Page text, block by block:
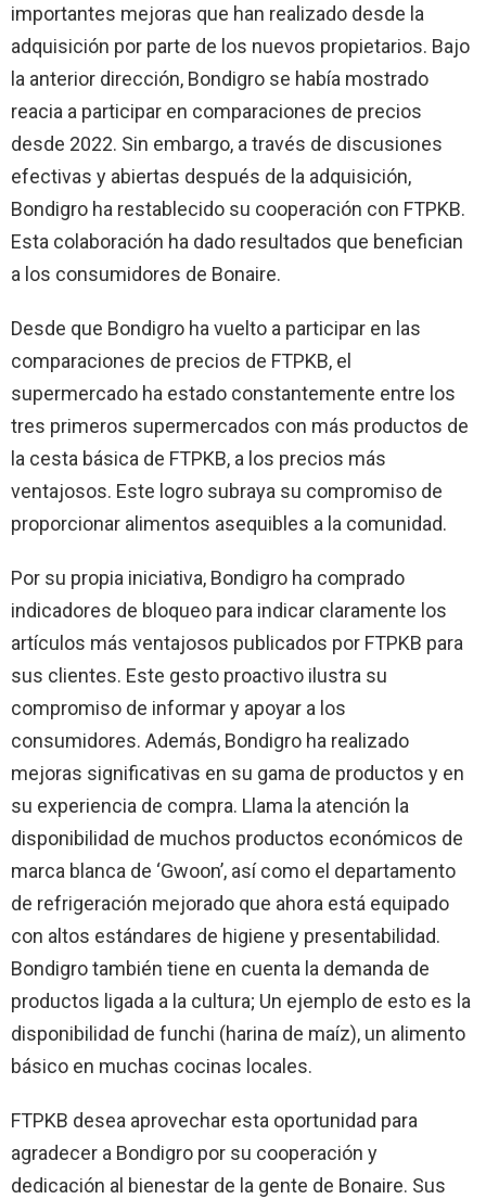
importantes mejoras que han realizado desde la
adquisición por parte de los nuevos propietarios. Bajo
la anterior dirección, Bondigro se había mostrado
reacia a participar en comparaciones de precios
desde 2022. Sin embargo, a través de discusiones
efectivas y abiertas después de la adquisición,
Bondigro ha restablecido su cooperación con FTPKB.
Esta colaboración ha dado resultados que benefician
a los consumidores de Bonaire.
Desde que Bondigro ha vuelto a participar en las
comparaciones de precios de FTPKB, el
supermercado ha estado constantemente entre los
tres primeros supermercados con más productos de
la cesta básica de FTPKB, a los precios más
ventajosos. Este logro subraya su compromiso de
proporcionar alimentos asequibles a la comunidad.
Por su propia iniciativa, Bondigro ha comprado
indicadores de bloqueo para indicar claramente los
artículos más ventajosos publicados por FTPKB para
sus clientes. Este gesto proactivo ilustra su
compromiso de informar y apoyar a los
consumidores. Además, Bondigro ha realizado
mejoras significativas en su gama de productos y en
su experiencia de compra. Llama la atención la
disponibilidad de muchos productos económicos de
marca blanca de ‘Gwoon’, así como el departamento
de refrigeración mejorado que ahora está equipado
con altos estándares de higiene y presentabilidad.
Bondigro también tiene en cuenta la demanda de
productos ligada a la cultura; Un ejemplo de esto es la
disponibilidad de funchi (harina de maíz), un alimento
básico en muchas cocinas locales.
FTPKB desea aprovechar esta oportunidad para
agradecer a Bondigro por su cooperación y
dedicación al bienestar de la gente de Bonaire. Sus